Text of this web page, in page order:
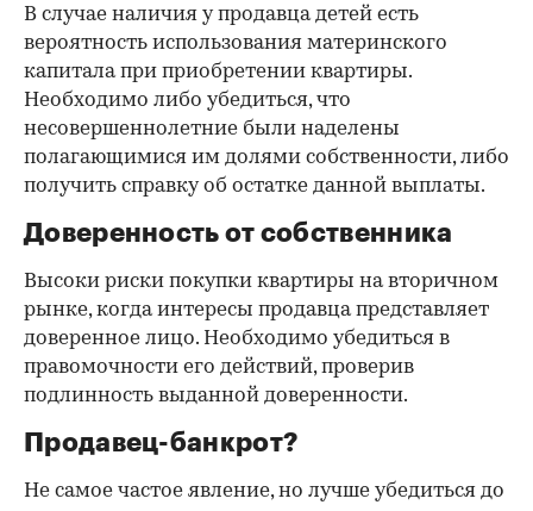
В случае наличия у продавца детей есть
вероятность использования материнского
капитала при приобретении квартиры.
Необходимо либо убедиться, что
несовершеннолетние были наделены
полагающимися им долями собственности, либо
получить справку об остатке данной выплаты.
Доверенность от собственника
Высоки риски покупки квартиры на вторичном
рынке, когда интересы продавца представляет
доверенное лицо. Необходимо убедиться в
правомочности его действий, проверив
подлинность выданной доверенности.
Продавец-банкрот?
Не самое частое явление, но лучше убедиться до